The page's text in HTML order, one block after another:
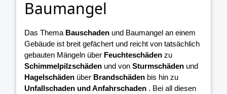
Baumangel
Das Thema Bauschaden und Baumangel an einem
Gebäude ist breit gefächert und reicht von tatsächlich
gebauten Mängeln über Feuchteschäden zu
Schimmelpilzschäden und von Sturmschäden und
Hagelschäden über Brandschäden bis hin zu
Unfallschaden und Anfahrschaden . Bei all diesen